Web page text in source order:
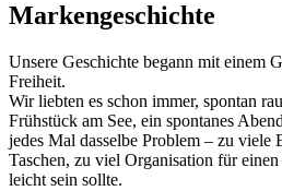
Markengeschichte
Unsere Geschichte begann mit einem
Freiheit.
Wir liebten es schon immer, spontan
Frühstück am See, ein spontanes
jedes Mal dasselbe Problem – zu viele
Taschen, zu viel Organisation für
leicht sein sollte.